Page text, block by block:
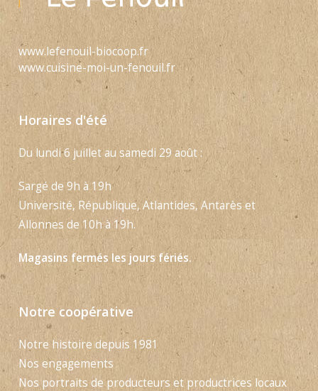
www.lefenouil-biocoop.fr
www.cuisine-moi-un-fenouil.fr
Horaires d'été
Du lundi 6 juillet au samedi 29 août :
Sargé de 9h à 19h
Université, République, Atlantides, Antarès et
Allonnes de 10h à 19h.
Magasins fermés les jours fériés.
Notre coopérative
Notre histoire depuis 1981
Nos engagements
Nos portraits de producteurs et productrices locaux